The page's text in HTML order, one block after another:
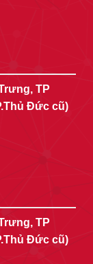
TP
Đức cũ)
TP
Đức cũ)